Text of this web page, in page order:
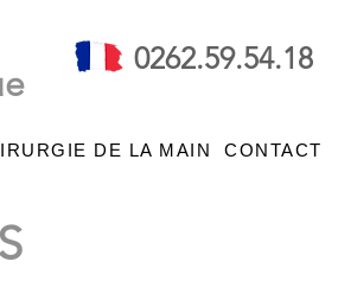
0262.59.54.18
DE LA MAIN CONTACT